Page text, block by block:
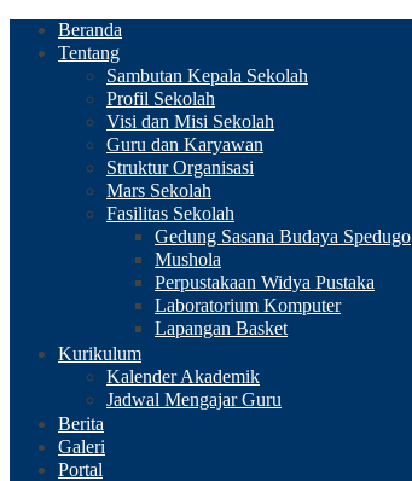
Beranda
Tentang
Sambutan Kepala Sekolah
Profil Sekolah
Visi dan Misi Sekolah
Guru dan Karyawan
Struktur Organisasi
Mars Sekolah
Fasilitas Sekolah
Gedung Sasana Budaya Spedugo
Mushola
Perpustakaan Widya Pustaka
Laboratorium Komputer
Lapangan Basket
Kurikulum
Kalender Akademik
Jadwal Mengajar Guru
Berita
Galeri
Portal